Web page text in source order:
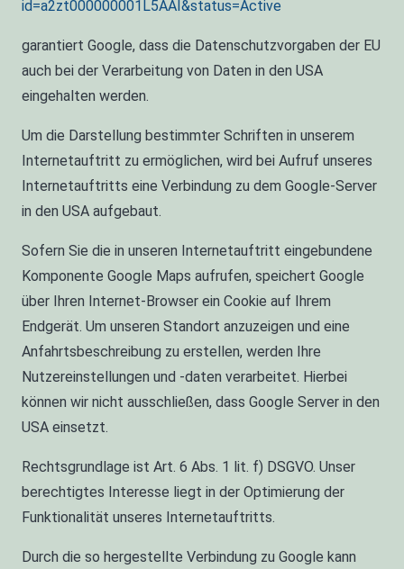
id=a2zt000000001L5AAI&status=Active
garantiert Google, dass die Datenschutzvorgaben der EU
auch bei der Verarbeitung von Daten in den USA
eingehalten werden.
Um die Darstellung bestimmter Schriften in unserem
Internetauftritt zu ermöglichen, wird bei Aufruf unseres
Internetauftritts eine Verbindung zu dem Google-Server
in den USA aufgebaut.
Sofern Sie die in unseren Internetauftritt eingebundene
Komponente Google Maps aufrufen, speichert Google
über Ihren Internet-Browser ein Cookie auf Ihrem
Endgerät. Um unseren Standort anzuzeigen und eine
Anfahrtsbeschreibung zu erstellen, werden Ihre
Nutzereinstellungen und -daten verarbeitet. Hierbei
können wir nicht ausschließen, dass Google Server in den
USA einsetzt.
Rechtsgrundlage ist Art. 6 Abs. 1 lit. f) DSGVO. Unser
berechtigtes Interesse liegt in der Optimierung der
Funktionalität unseres Internetauftritts.
Durch die so hergestellte Verbindung zu Google kann